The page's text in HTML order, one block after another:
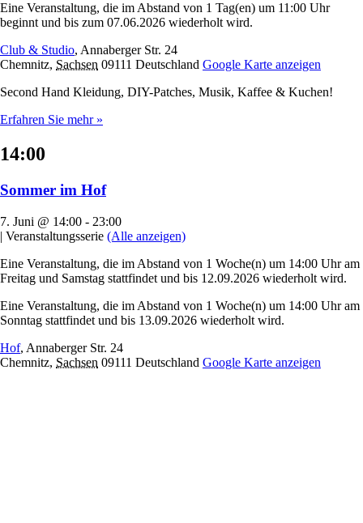
Eine Veranstaltung, die im Abstand von 1 Tag(en) um 11:00 Uhr
beginnt und bis zum 07.06.2026 wiederholt wird.
Club & Studio, Annaberger Str. 24
Chemnitz, Sachsen 09111 Deutschland Google Karte anzeigen
Second Hand Kleidung, DIY-Patches, Musik, Kaffee & Kuchen!
Erfahren Sie mehr »
14:00
Sommer im Hof
7. Juni @ 14:00 - 23:00
| Veranstaltungsserie (Alle anzeigen)
Eine Veranstaltung, die im Abstand von 1 Woche(n) um 14:00 Uhr am
Freitag und Samstag stattfindet und bis 12.09.2026 wiederholt wird.
Eine Veranstaltung, die im Abstand von 1 Woche(n) um 14:00 Uhr am
Sonntag stattfindet und bis 13.09.2026 wiederholt wird.
Hof, Annaberger Str. 24
Chemnitz, Sachsen 09111 Deutschland Google Karte anzeigen